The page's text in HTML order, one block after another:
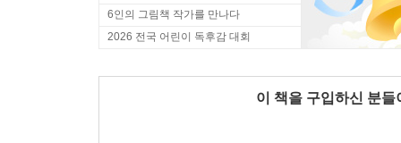
6인의 그림책 작가를 만나다
2026 전국 어린이 독후감 대회
이 책을 구입하신 분